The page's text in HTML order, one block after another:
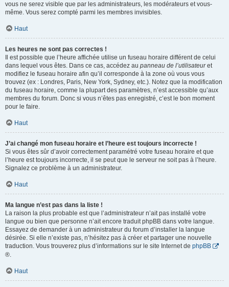
vous ne serez visible que par les administrateurs, les modérateurs et vous-
même. Vous serez compté parmi les membres invisibles.
Haut
Les heures ne sont pas correctes !
Il est possible que l’heure affichée utilise un fuseau horaire différent de celui
dans lequel vous êtes. Dans ce cas, accédez au panneau de l’utilisateuret
modifiez le fuseau horaire afin qu’il corresponde à la zone où vous vous
trouvez (ex : Londres, Paris, New York, Sydney, etc.). Notez que la modification
du fuseau horaire, comme la plupart des paramètres, n’est accessible qu’aux
membres du forum. Donc si vous n’êtes pas enregistré, c’est le bon moment
pour le faire.
Haut
J’ai changé mon fuseau horaire et l’heure est toujours incorrecte !
Si vous êtes sûr d’avoir correctement paramétré votre fuseau horaire et que
l’heure est toujours incorrecte, il se peut que le serveur ne soit pas à l’heure.
Signalez ce problème à un administrateur.
Haut
Ma langue n’est pas dans la liste !
La raison la plus probable est que l’administrateur n’ait pas installé votre
langue ou bien que personne n’ait encore traduit phpBB dans votre langue.
Essayez de demander à un administrateur du forum d’installer la langue
désirée. Si elle n’existe pas, n’hésitez pas à créer et partager une nouvelle
traduction. Vous trouverez plus d’informations sur le site Internet de phpBB
®.
Haut